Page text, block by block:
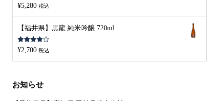
5段階中
4.00の評
価
¥5,280 税込
【福井県】黒龍 純米吟醸 720ml
5段階中
4.00の評
価
¥2,700 税込
お知らせ